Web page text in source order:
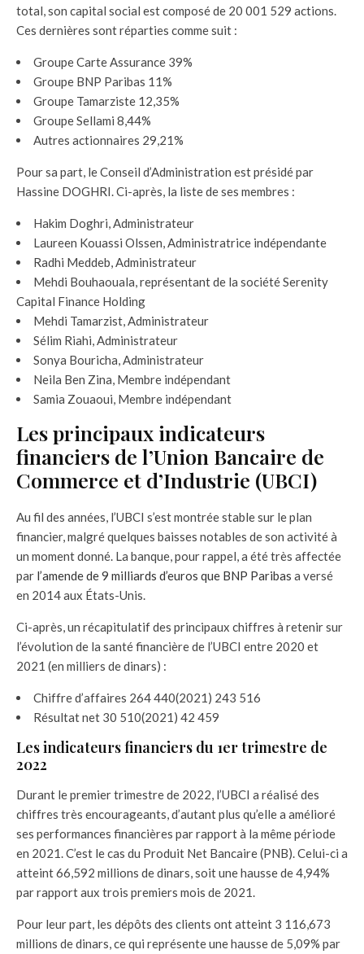
total, son capital social est composé de 20 001 529 actions.
Ces dernières sont réparties comme suit :
Groupe Carte Assurance 39%
Groupe BNP Paribas 11%
Groupe Tamarziste 12,35%
Groupe Sellami 8,44%
Autres actionnaires 29,21%
Pour sa part, le Conseil d’Administration est présidé par
Hassine DOGHRI. Ci-après, la liste de ses membres :
Hakim Doghri, Administrateur
Laureen Kouassi Olssen, Administratrice indépendante
Radhi Meddeb, Administrateur
Mehdi Bouhaouala, représentant de la société Serenity
Capital Finance Holding
Mehdi Tamarzist, Administrateur
Sélim Riahi, Administrateur
Sonya Bouricha, Administrateur
Neila Ben Zina, Membre indépendant
Samia Zouaoui, Membre indépendant
Les principaux indicateurs
financiers de l’Union Bancaire de
Commerce et d’Industrie (UBCI)
Au fil des années, l’UBCI s’est montrée stable sur le plan
financier, malgré quelques baisses notables de son activité à
un moment donné. La banque, pour rappel, a été très affectée
par l’amende de 9 milliards d’euros que BNP Paribas a versé
en 2014 aux États-Unis.
Ci-après, un récapitulatif des principaux chiffres à retenir sur
l’évolution de la santé financière de l’UBCI entre 2020 et
2021 (en milliers de dinars) :
Chiffre d’affaires 264 440(2021) 243 516
Résultat net 30 510(2021) 42 459
Les indicateurs financiers du 1er trimestre de
2022
Durant le premier trimestre de 2022, l’UBCI a réalisé des
chiffres très encourageants, d’autant plus qu’elle a amélioré
ses performances financières par rapport à la même période
en 2021. C’est le cas du Produit Net Bancaire (PNB). Celui-ci a
atteint 66,592 millions de dinars, soit une hausse de 4,94%
par rapport aux trois premiers mois de 2021.
Pour leur part, les dépôts des clients ont atteint 3 116,673
millions de dinars, ce qui représente une hausse de 5,09% par